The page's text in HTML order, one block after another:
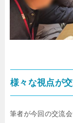
様々な視点が
筆者が今回の交流